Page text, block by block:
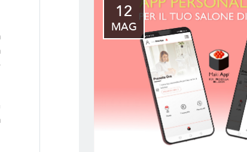
12
MAG
Applicazioni Native per iOS e Android Uniche del